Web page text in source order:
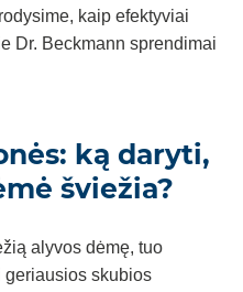
kaip efektyviai
Dr. Beckmann sprendimai
ką daryti,
šviežia?
alyvos dėmę, tuo
geriausios skubios